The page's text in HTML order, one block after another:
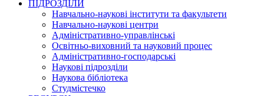
ПІДРОЗДІЛИ
Навчально-наукові інститути та факультети
Навчально-наукові центри
Адміністративно-управлінські
Освітньо-виховний та науковий процес
Адміністративно-господарські
Наукові підрозділи
Наукова бібліотека
Студмістечко